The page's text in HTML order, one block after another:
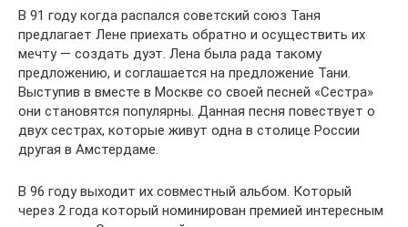
В 91 году когда распался советский союз Таня
предлагает Лене приехать обратно и осуществить их
мечту — создать дуэт. Лена была рада такому
предложению, и соглашается на предложение Тани.
Выступив в вместе в Москве со своей песней «Сестра»
они становятся популярны. Данная песня повествует о
двух сестрах, которые живут одна в столице России
другая в Амстердаме.
В 96 году выходит их совместный альбом. Который
через 2 года который номинирован премией интересным